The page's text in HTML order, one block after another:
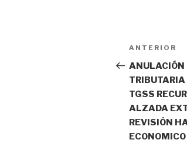
de
Entrada
anterior:
ANTERIOR
ANULACIÓN
TGSS
ALZADA
REVISIÓN